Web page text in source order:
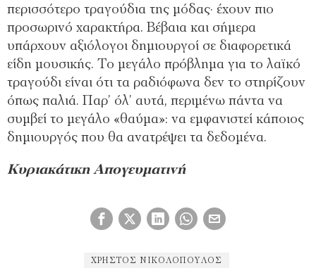
περισσότερο τραγούδια της μόδας· έχουν πιο
προσωρινό χαρακτήρα. Βέβαια και σήμερα
υπάρχουν αξιόλογοι δημιουργοί σε διαφορετικά
είδη μουσικής. Το μεγάλο πρόβλημα για το λαϊκό
τραγούδι είναι ότι τα ραδιόφωνα δεν το στηρίζουν
όπως παλιά. Παρ’ όλ’ αυτά, περιμένω πάντα να
συμβεί το μεγάλο «θαύμα»: να εμφανιστεί κάποιος
δημιουργός που θα ανατρέψει τα δεδομένα.
Κυριακάτικη Απογευματινή
ΧΡΉΣΤΟΣ ΝΙΚΟΛΌΠΟΥΛΟΣ